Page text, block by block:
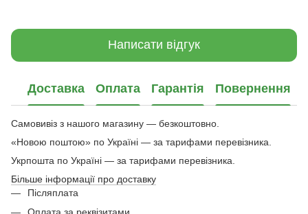
Написати відгук
Доставка Оплата Гарантія Повернення
Самовивіз з нашого магазину — безкоштовно.
«Новою поштою» по Україні — за тарифами перевізника.
Укрпошта по Україні — за тарифами перевізника.
Більше інформації про доставку
Післяплата